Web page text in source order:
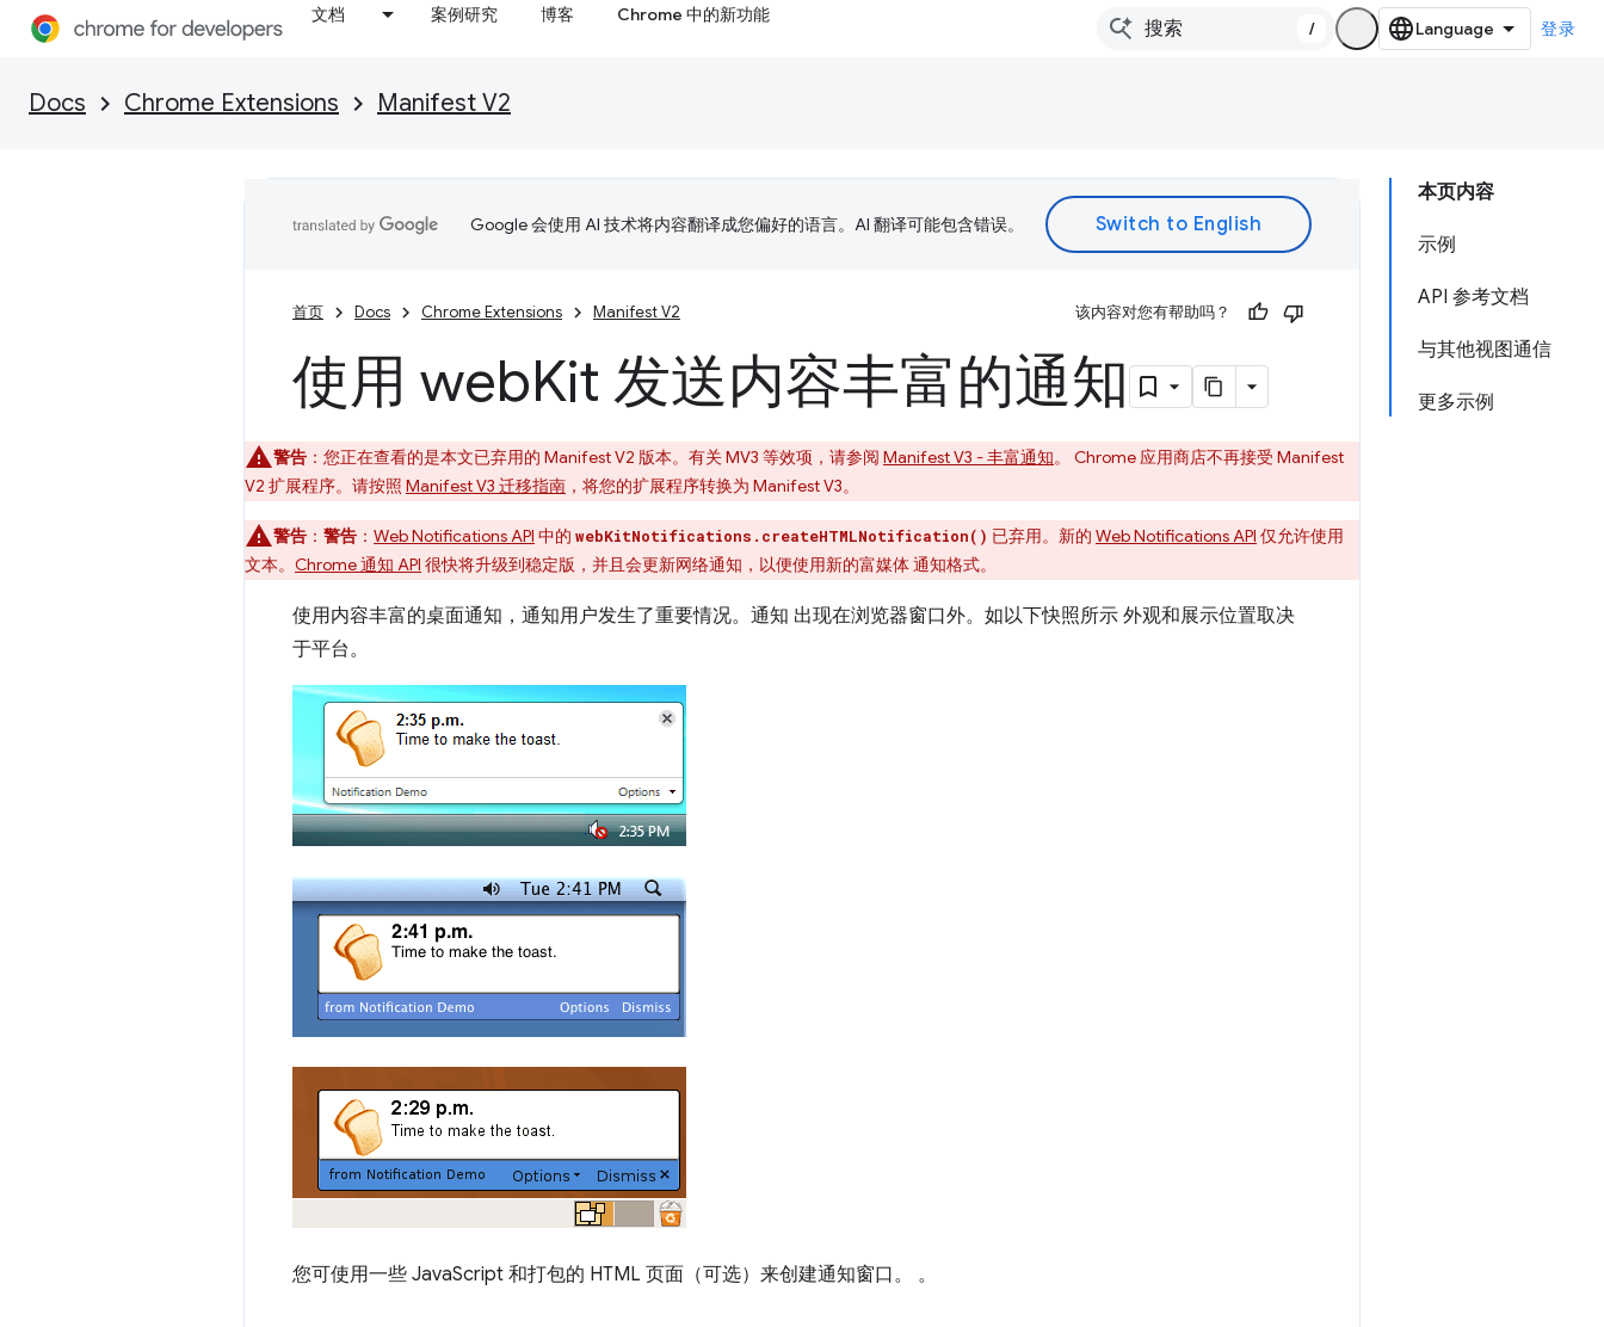
文档 案例研究 博客 Chrome 中的新功能
/ 登录
Docs Chrome Extensions Manifest V2
本页内容
示例
API 参考文档
与其他视图通信
更多示例
Google 会使用 AI 技术将内容翻译成您偏好的语言。AI 翻译可能包含错误。
首页 Docs Chrome Extensions Manifest V2 该内容对您有帮助吗？
使用 webKit 发送内容丰富的通知
警告 ：您正在查看的是本文已弃用的 Manifest V2 版本。有关 MV3 等效项，请参阅 Manifest V3 - 丰富通知。 Chrome 应用商店不再接受 Manifest
V2 扩展程序。请按照 Manifest V3 迁移指南 ，将您的扩展程序转换为 Manifest V3。
警告 ： 警告 ： Web Notifications API 中的 webKitNotifications.createHTMLNotification() 已弃用。新的 Web Notifications API 仅允许使用
文本。 Chrome 通知 API 很快将升级到稳定版，并且会更新网络通知，以便使用新的富媒体 通知格式。
使用内容丰富的桌面通知，通知用户发生了重要情况。通知 出现在浏览器窗口外。如以下快照所示 外观和展示位置取决
于平台。
您可使用一些 JavaScript 和打包的 HTML 页面（可选）来创建通知窗口。 。